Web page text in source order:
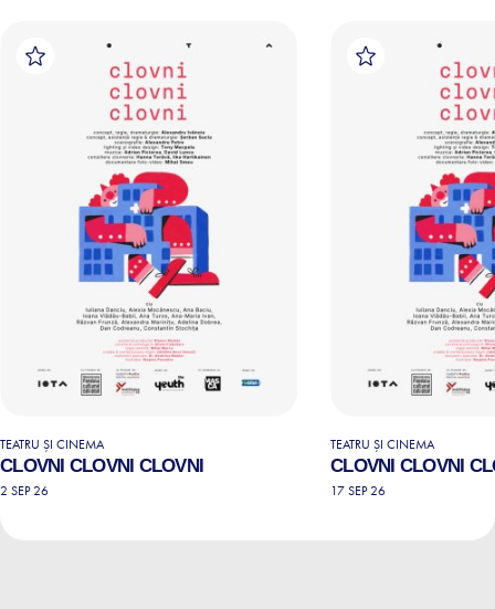
TEATRU ȘI CINEMA
CLOVNI CLOVNI CLOVNI
2 SEP 26
TEATRU ȘI CINEMA
CLOVNI CLOVNI
17 SEP 26